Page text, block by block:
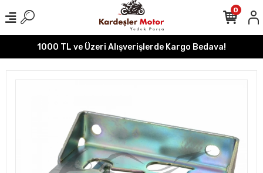
1000 TL ve Üzeri Alışverişlerde Kargo Bedava!
0